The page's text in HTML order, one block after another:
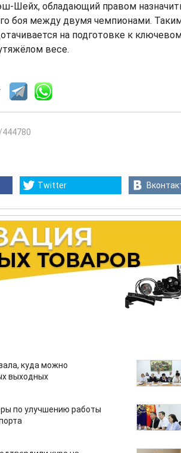
Шейх, обладающий правом
боя между двумя чемпионами.
на подготовке к
весе.
Twitter
куда можно
выходных
по улучшению работы